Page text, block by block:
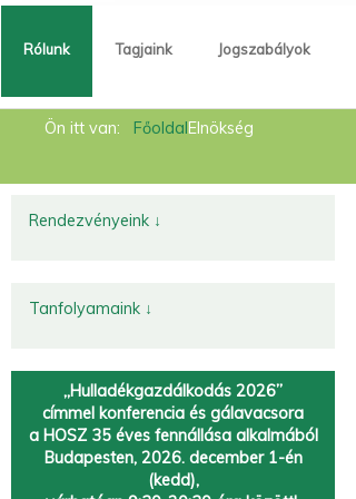
Rólunk
Hírek
Fémtörvény
Körforgásos gazdaság
Rólunk Tagjaink Jogszabályok
Ön itt van: FőoldalElnökség
Rendezvényeink ↓
Tanfolyamaink ↓
„Hulladékgazdálkodás 2026”
címmel konferencia és gálavacsora
a HOSZ 35 éves fennállása alkalmából
Budapesten, 2026. december 1-én
(kedd),